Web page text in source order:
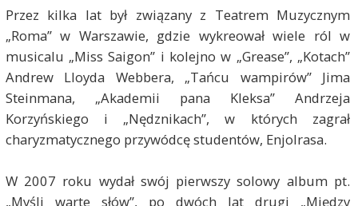
Przez kilka lat był związany z Teatrem Muzycznym
„Roma” w Warszawie, gdzie wykreował wiele ról w
musicalu „Miss Saigon” i kolejno w „Grease”, „Kotach”
Andrew Lloyda Webbera, „Tańcu wampirów” Jima
Steinmana, „Akademii pana Kleksa” Andrzeja
Korzyńskiego i „Nędznikach”, w których zagrał
charyzmatycznego przywódcę studentów, Enjolrasa.
W 2007 roku wydał swój pierwszy solowy album pt.
„Myśli warte słów”, po dwóch lat drugi „Między